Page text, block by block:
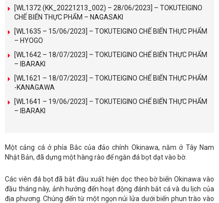
[WL1372 (KK_20221213_002) – 28/06/2023] – TOKUTEIGINO
CHẾ BIẾN THỰC PHẨM – NAGASAKI
[WL1635 – 15/06/2023] – TOKUTEIGINO CHẾ BIẾN THỰC PHẨM
– HYOGO
[WL1642 – 18/07/2023] – TOKUTEIGINO CHẾ BIẾN THỰC PHẨM
– IBARAKI
[WL1621 – 18/07/2023] – TOKUTEIGINO CHẾ BIẾN THỰC PHẨM
-KANAGAWA
[WL1641 – 19/06/2023] – TOKUTEIGINO CHẾ BIẾN THỰC PHẨM
– IBARAKI
Một cảng cá ở phía Bắc của đảo chính Okinawa, nằm ở Tây Nam
Nhật Bản, đã dựng một hàng rào để ngăn đá bọt dạt vào bờ.
Các viên đá bọt đã bắt đầu xuất hiện dọc theo bờ biển Okinawa vào
đầu tháng này, ảnh hưởng đến hoạt động đánh bắt cá và du lịch của
địa phương. Chúng đến từ một ngọn núi lửa dưới biển phun trào vào